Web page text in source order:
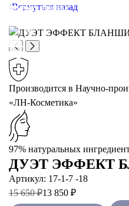
Вернуться назад
Производится в Научно-
«ЛН-Косметика»
97% натуральных
ДУЭТ ЭФФЕКТ
Артикул: 17-1-7 -18
15 650 ₽13 850 ₽